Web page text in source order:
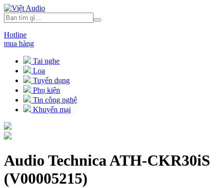
Hotline
mua hàng
Tai nghe
Loa
Tuyển dụng
Phụ kiện
Tin công nghệ
Khuyến mại
Audio Technica ATH-CKR30iS
(V00005215)